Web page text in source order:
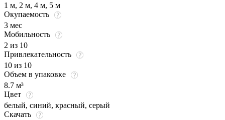
1 м, 2 м, 4 м, 5 м
Окупаемость
3 мес
Мобильность
2 из 10
Привлекательность
10 из 10
Объем в упаковке
8.7 м³
Цвет
белый, синий, красный, серый
Скачать